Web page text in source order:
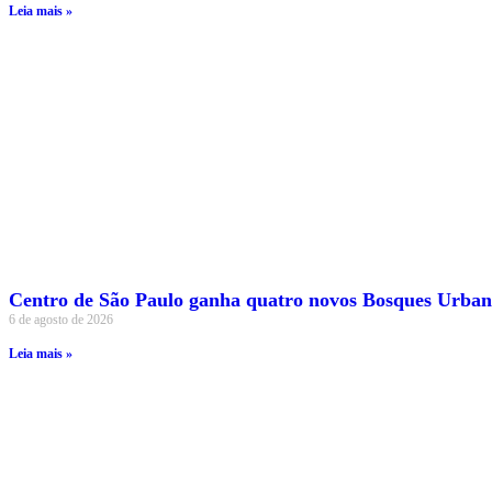
Leia mais »
Centro de São Paulo ganha quatro novos Bosques
6 de agosto de 2026
Leia mais »